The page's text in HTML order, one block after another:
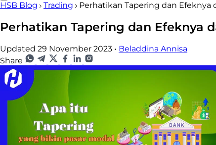
HSB Blog Trading Perhatikan Tapering dan Efeknya
Perhatikan Tapering dan Efeknya
Updated 29 November 2023 • Beladdina Annisa
Share